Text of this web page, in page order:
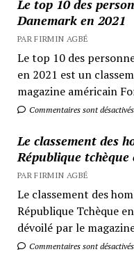
Le top 10 des
Danemark en 2021
PAR FIRMIN AGBÉ
Le top 10 des
en 2021 est un
magazine américain
Commentaires sont désactivés
Le classement des
République tchèque
PAR FIRMIN AGBÉ
Le classement des
République Tchèque
dévoilé par le
Commentaires sont désactivés